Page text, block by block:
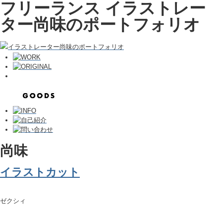
フリーランス イラストレー
ター尚味のポートフォリオ
尚味
イラストカット
ゼクシィ